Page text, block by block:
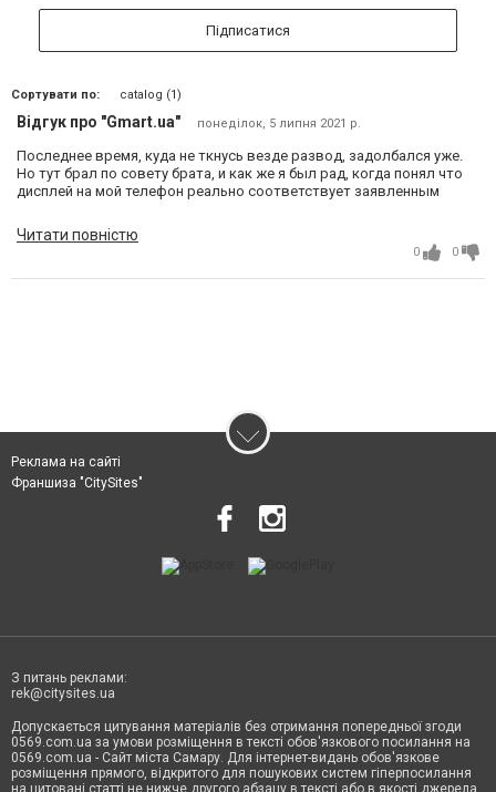
Підписатися
Сортувати по: catalog (1)
Відгук про "Gmart.ua" понеділок, 5 липня 2021 р.
Последнее время, куда не ткнусь везде развод, задолбался уже.
Но тут брал по совету брата, и как же я был рад, когда понял что
дисплей на мой телефон реально соответствует заявленным
и отзывчивый сенсор порадовал неимоверно!
Читати повністю
0 0
Реклама на сайті
Франшиза "CitySites"
З питань реклами:
rek@citysites.ua
Допускається цитування матеріалів без отримання попередньої згоди
0569.com.ua за умови розміщення в тексті обов'язкового посилання на
0569.com.ua - Сайт міста Самару. Для інтернет-видань обов'язкове
розміщення прямого, відкритого для пошукових систем гіперпосилання
на цитовані статті не нижче другого абзацу в тексті або в якості джерела.